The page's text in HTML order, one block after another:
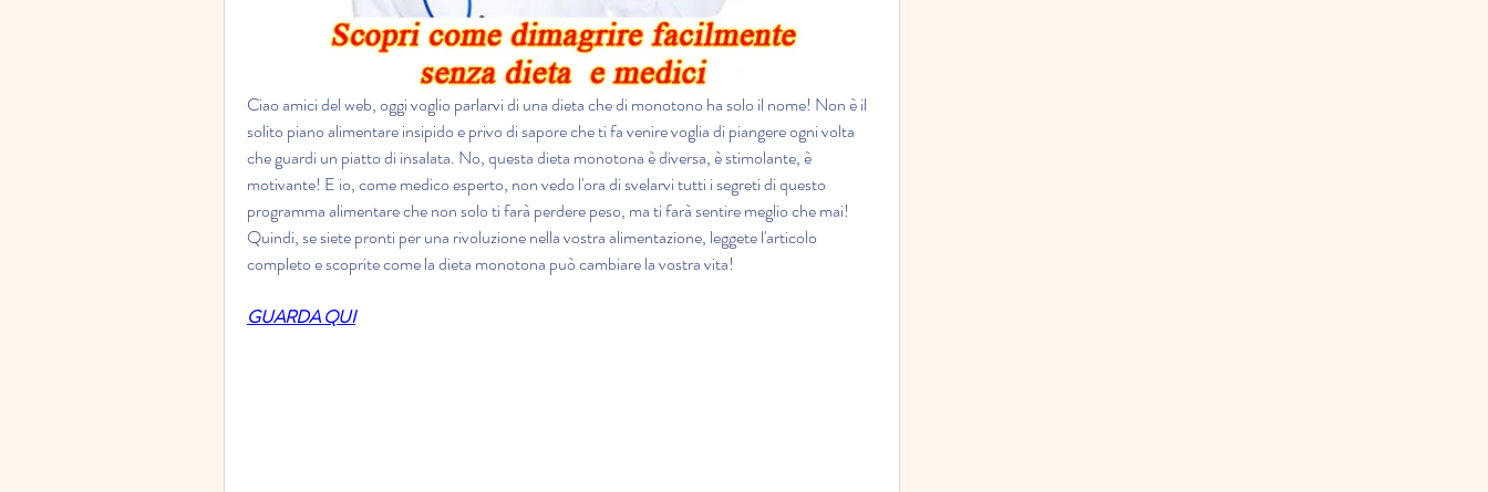
Ciao amici del web, oggi voglio parlarvi di una dieta che di monotono ha solo il nome! Non è il
solito piano alimentare insipido e privo di sapore che ti fa venire voglia di piangere ogni volta
che guardi un piatto di insalata. No, questa dieta monotona è diversa, è stimolante, è
motivante! E io, come medico esperto, non vedo l'ora di svelarvi tutti i segreti di questo
programma alimentare che non solo ti farà perdere peso, ma ti farà sentire meglio che mai!
Quindi, se siete pronti per una rivoluzione nella vostra alimentazione, leggete l'articolo
completo e scoprite come la dieta monotona può cambiare la vostra vita!
GUARDA QUI